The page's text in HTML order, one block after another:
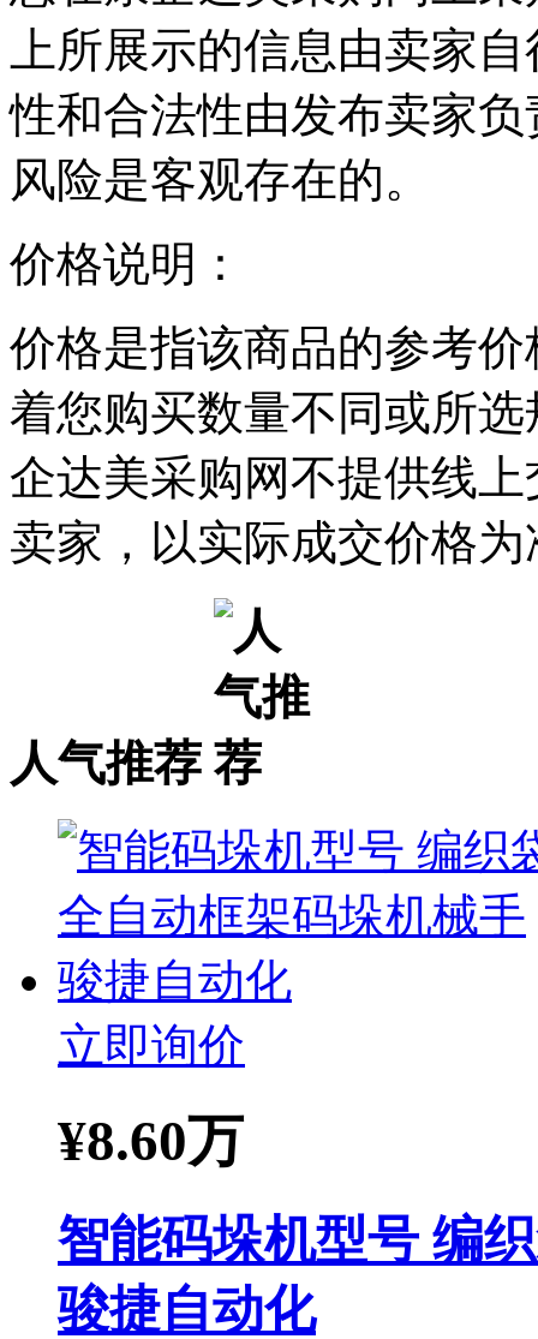
上所展示的信息由卖家
性和合法性由发布卖家
风险是客观存在的。
价格说明：
价格是指该商品的参考
着您购买数量不同或所
企达美采购网不提供线
卖家，以实际成交价格为
人气推荐
立即询价
¥8.60万
智能码垛机型号 编
骏捷自动化